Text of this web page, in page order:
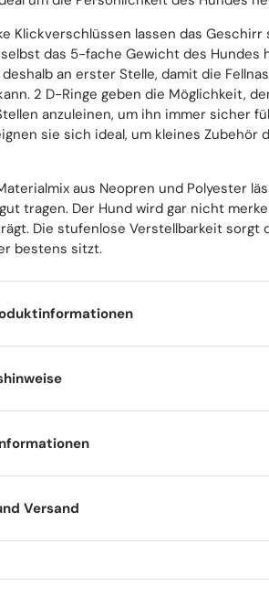
Klickverschlüssen lassen das Geschirr
das 5-fache Gewicht des Hundes
an erster Stelle, damit die
2 D-Ringe geben die Möglichkeit,
anzuleinen, um ihn immer sicher
sie sich ideal, um kleines Zubehör
aus Neopren und Polyester
tragen. Der Hund wird gar nicht
Die stufenlose Verstellbarkeit sorgt
bestens sitzt.
Versand